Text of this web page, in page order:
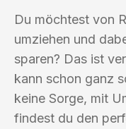
Du möchtest von
umziehen und
sparen? Das ist
kann schon ganz
keine Sorge, mit
findest du den